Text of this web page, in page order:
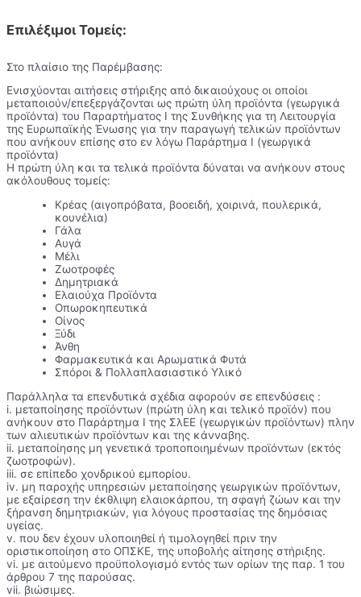
Επιλέξιμοι Τομείς:
Στο πλαίσιο της Παρέμβασης:
Ενισχύονται αιτήσεις στήριξης από δικαιούχους οι οποίοι
μεταποιούν/επεξεργάζονται ως πρώτη ύλη προϊόντα (γεωργικά
προϊόντα) του Παραρτήματος Ι της Συνθήκης για τη Λειτουργία
της Ευρωπαϊκής Ένωσης για την παραγωγή τελικών προϊόντων
που ανήκουν επίσης στο εν λόγω Παράρτημα Ι (γεωργικά
προϊόντα)
Η πρώτη ύλη και τα τελικά προϊόντα δύναται να ανήκουν στους
ακόλουθους τομείς:
Κρέας (αιγοπρόβατα, βοοειδή, χοιρινά, πουλερικά,
κουνέλια)
Γάλα
Αυγά
Μέλι
Ζωοτροφές
Δημητριακά
Ελαιούχα Προϊόντα
Οπωροκηπευτικά
Οίνος
Ξύδι
Άνθη
Φαρμακευτικά και Αρωματικά Φυτά
Σπόροι & Πολλαπλασιαστικό Υλικό
Παράλληλα τα επενδυτικά σχέδια αφορούν σε επενδύσεις :
i. μεταποίησης προϊόντων (πρώτη ύλη και τελικό προϊόν) που
ανήκουν στο Παράρτημα Ι της ΣλΕΕ (γεωργικών προϊόντων) πλην
των αλιευτικών προϊόντων και της κάνναβης.
ii. μεταποίησης μη γενετικά τροποποιημένων προϊόντων (εκτός
ζωοτροφών).
iii. σε επίπεδο χονδρικού εμπορίου.
iv. μη παροχής υπηρεσιών μεταποίησης γεωργικών προϊόντων,
με εξαίρεση την έκθλιψη ελαιοκάρπου, τη σφαγή ζώων και την
ξήρανση δημητριακών, για λόγους προστασίας της δημόσιας
υγείας.
v. που δεν έχουν υλοποιηθεί ή τιμολογηθεί πριν την
οριστικοποίηση στο ΟΠΣΚΕ, της υποβολής αίτησης στήριξης.
vi. με αιτούμενο προϋπολογισμό εντός των ορίων της παρ. 1 του
άρθρου 7 της παρούσας.
vii. βιώσιμες.